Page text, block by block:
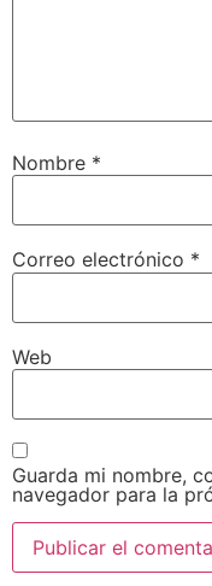
Nombre *
Correo electrónico *
Web
Guarda mi nombre,
navegador para la